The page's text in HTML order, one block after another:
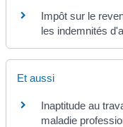
Impôt sur le
les indemnités
Et aussi
Inaptitude au
maladie